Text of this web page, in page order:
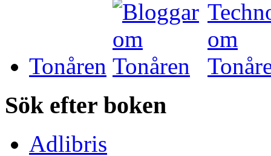
Tonåren
Sök efter boken
Adlibris